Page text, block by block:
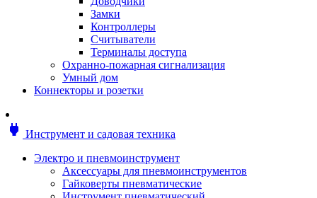
Воздуходувки
Цепные и бензопилы
Оснастка к садовой технике
Садовые насосы
Поливочное оборудование
Садовые измельчители
Гидроаккумуляторы
Аксессуары для садовых инструментов
Инструмент ручной
Лопаты
Садово-посадочные инструменты
Замки
Контроллеры
Считыватели
Терминалы доступа
Охранно-пожарная сигнализация
Умный дом
Коннекторы и розетки
power Инструмент и садовая техника
Электро и пневмоинструмент
Аксессуары для пневмоинструментов
Гайковерты пневматические